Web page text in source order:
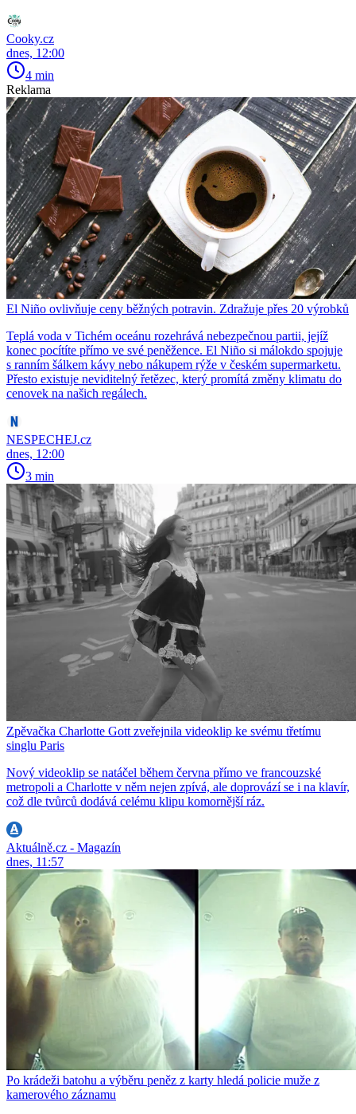
Cooky.cz
dnes, 12:00
4 min
Reklama
El Niño ovlivňuje ceny běžných potravin. Zdražuje přes 20 výrobků
Teplá voda v Tichém oceánu rozehrává nebezpečnou partii, jejíž
konec pocítíte přímo ve své peněžence. El Niño si málokdo spojuje
s ranním šálkem kávy nebo nákupem rýže v českém supermarketu.
Přesto existuje neviditelný řetězec, který promítá změny klimatu do
cenovek na našich regálech.
NESPECHEJ.cz
dnes, 12:00
3 min
Zpěvačka Charlotte Gott zveřejnila videoklip ke svému třetímu
singlu Paris
Nový videoklip se natáčel během června přímo ve francouzské
metropoli a Charlotte v něm nejen zpívá, ale doprovází se i na klavír,
což dle tvůrců dodává celému klipu komornější ráz.
Aktuálně.cz - Magazín
dnes, 11:57
Po krádeži batohu a výběru peněz z karty hledá policie muže z
kamerového záznamu